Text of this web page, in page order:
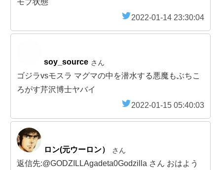
モブ状態
2022-01-14 23:30:04
soy_source さん
ゴジラvsモスラ マグマの中を潜水する悪魔もぶちこ
ろがす芹沢博士ヤバイ
2022-01-15 05:40:03
ロン(元ウーロン） さん
返信先:@GODZILLAgadeta0Godzilla さん おはよう